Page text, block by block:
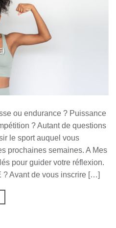
ou endurance ? Puissance
? Autant de questions
le sport auquel vous
prochaines semaines. A Mes
pour guider votre réflexion.
? Avant de vous inscrire […]